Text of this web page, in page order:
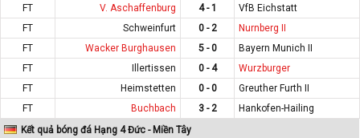
FT
V. Aschaffenburg 4 - 1
VfB Eichstatt
FT
Schweinfurt 0 - 2
Nurnberg II
FT
Wacker Burghausen 5 - 0
Bayern Munich II
FT
Illertissen 0 - 4
Wurzburger
FT
Heimstetten 0 - 0
Greuther Furth II
FT
Buchbach 3 - 2
Hankofen-Hailing
Kết quả bóng đá Hạng 4 Đức - Miền Tây